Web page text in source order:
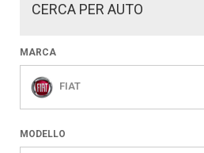
CERCA PER AUTO
MARCA
FIAT
MODELLO